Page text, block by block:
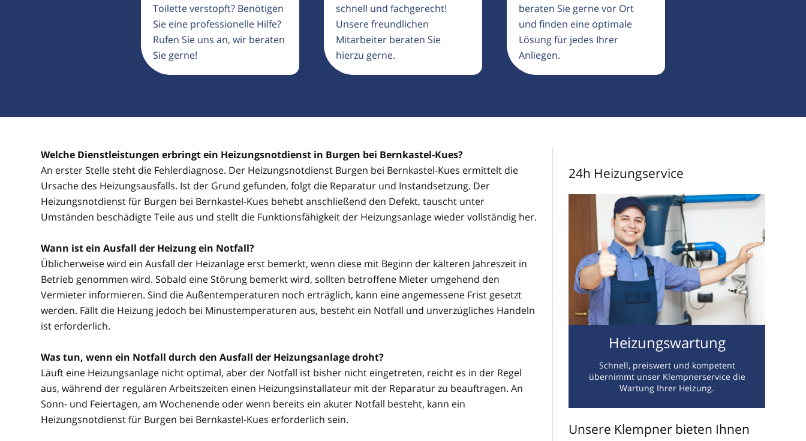
Toilette verstopft? Benötigen
Sie eine professionelle Hilfe?
Rufen Sie uns an, wir beraten
Sie gerne!
schnell und fachgerecht!
Unsere freundlichen
Mitarbeiter beraten Sie
hierzu gerne.
beraten Sie gerne vor Ort
und finden eine optimale
Lösung für jedes Ihrer
Anliegen.
Welche Dienstleistungen erbringt ein Heizungsnotdienst in Burgen bei Bernkastel-Kues?
An erster Stelle steht die Fehlerdiagnose. Der Heizungsnotdienst Burgen bei Bernkastel-Kues ermittelt die
Ursache des Heizungsausfalls. Ist der Grund gefunden, folgt die Reparatur und Instandsetzung. Der
Heizungsnotdienst für Burgen bei Bernkastel-Kues behebt anschließend den Defekt, tauscht unter
Umständen beschädigte Teile aus und stellt die Funktionsfähigkeit der Heizungsanlage wieder vollständig her.
Wann ist ein Ausfall der Heizung ein Notfall?
Üblicherweise wird ein Ausfall der Heizanlage erst bemerkt, wenn diese mit Beginn der kälteren Jahreszeit in
Betrieb genommen wird. Sobald eine Störung bemerkt wird, sollten betroffene Mieter umgehend den
Vermieter informieren. Sind die Außentemperaturen noch erträglich, kann eine angemessene Frist gesetzt
werden. Fällt die Heizung jedoch bei Minustemperaturen aus, besteht ein Notfall und unverzügliches Handeln
ist erforderlich.
Was tun, wenn ein Notfall durch den Ausfall der Heizungsanlage droht?
Läuft eine Heizungsanlage nicht optimal, aber der Notfall ist bisher nicht eingetreten, reicht es in der Regel
aus, während der regulären Arbeitszeiten einen Heizungsinstallateur mit der Reparatur zu beauftragen. An
Sonn- und Feiertagen, am Wochenende oder wenn bereits ein akuter Notfall besteht, kann ein
Heizungsnotdienst für Burgen bei Bernkastel-Kues erforderlich sein.
24h Heizungservice
Heizungswartung
Schnell, preiswert und kompetent
übernimmt unser Klempnerservice die
Wartung Ihrer Heizung.
Unsere Klempner bieten Ihnen